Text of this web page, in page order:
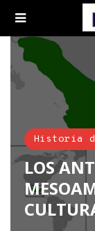
Historia
LOS